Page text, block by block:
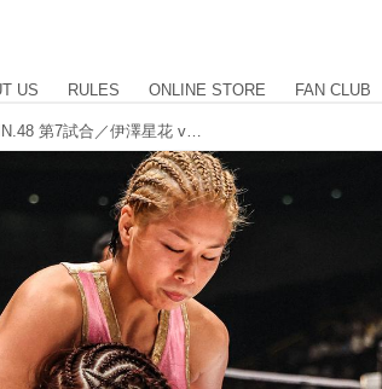
US RULES ONLINE STORE FAN CLUB